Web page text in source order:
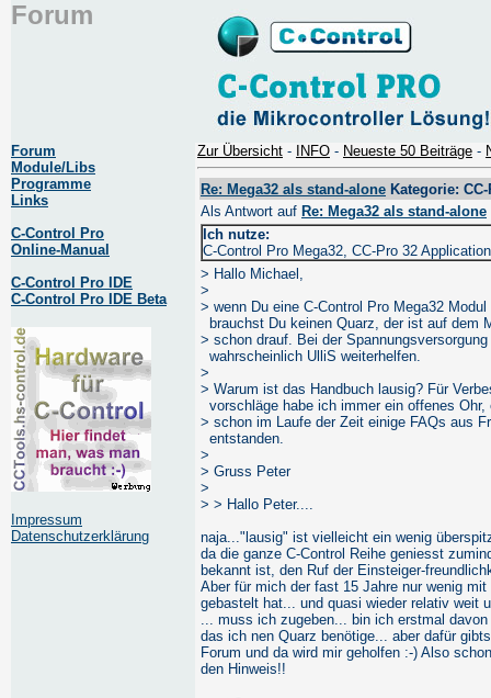
Forum
Forum
Module/Libs
Programme
Links
C-Control Pro
Online-Manual
C-Control Pro IDE
C-Control Pro IDE Beta
Impressum
Datenschutzerklärung
Zur Übersicht - INFO - Neueste 50 Beiträge -
Re: Mega32 als stand-alone Kategorie:
Als Antwort auf Re: Mega32 als stand-alone
Ich nutze:
C-Control Pro Mega32, CC-Pro 32
> Hallo Michael,
>
> wenn Du eine C-Control Pro Mega32
brauchst Du keinen Quarz, der ist auf dem
> schon drauf. Bei der
wahrscheinlich UlliS weiterhelfen.
>
> Warum ist das Handbuch lausig? Für
vorschläge habe ich immer ein offenes Ohr,
> schon im Laufe der Zeit einige FAQs aus
entstanden.
>
> Gruss Peter
>
> > Hallo Peter....
naja..."lausig" ist vielleicht ein wenig
da die ganze C-Control Reihe geniesst
bekannt ist, den Ruf der Einsteiger-
Aber für mich der fast 15 Jahre nur wenig
gebastelt hat... und quasi wieder relativ weit
... muss ich zugeben... bin ich erstmal davon
das ich nen Quarz benötige... aber dafür
Forum und da wird mir geholfen :-) Also
den Hinweis!!